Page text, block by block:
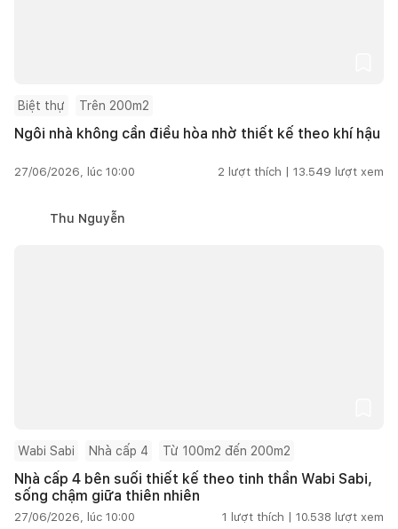
Biệt thự Trên 200m2
Ngôi nhà không cần điều hòa nhờ thiết kế theo khí hậu
27/06/2026, lúc 10:00 2 lượt thích | 13.549 lượt xem
Thu Nguyễn
Wabi Sabi Nhà cấp 4 Từ 100m2 đến 200m2
Nhà cấp 4 bên suối thiết kế theo tinh thần Wabi Sabi,
sống chậm giữa thiên nhiên
27/06/2026, lúc 10:00 1 lượt thích | 10.538 lượt xem